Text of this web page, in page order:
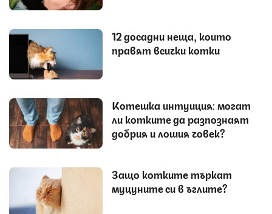
12 досадни неща, които
правят всички котки
Котешка интуиция: могат
ли котките да разпознаят
добрия и лошия човек?
Защо котките търкат
муцуните си в ъглите?